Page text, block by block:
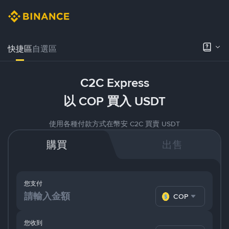
快捷區自選區
C2C Express
以 COP 買入 USDT
使用各種付款方式在幣安 C2C 買賣 USDT
購買 出售
您支付
COP
您收到